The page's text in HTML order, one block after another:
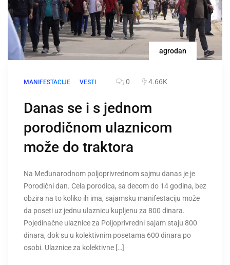
agrodan
MANIFESTACIJE VESTI 0 4.66K
Danas se i s jednom
porodičnom ulaznicom
može do traktora
Na Međunarodnom poljoprivrednom sajmu danas je je
Porodični dan. Cela porodica, sa decom do 14 godina, bez
obzira na to koliko ih ima, sajamsku manifestaciju može
da poseti uz jednu ulaznicu kupljenu za 800 dinara.
Pojedinačne ulaznice za Poljoprivredni sajam staju 800
dinara, dok su u kolektivnim posetama 600 dinara po
osobi. Ulaznice za kolektivne […]